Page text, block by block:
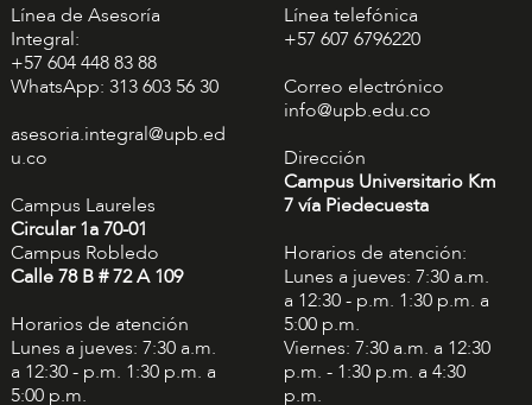
Línea de Asesoría
Integral:
+57 604 448 83 88
WhatsApp: 313 603 56 30
asesoria.integral@upb.ed
u.co
Campus Laureles
Circular 1a 70-01
Campus Robledo
Calle 78 B # 72 A 109
Horarios de atención
Lunes a jueves: 7:30 a.m.
a 12:30 - p.m. 1:30 p.m. a
5:00 p.m.
Línea telefónica
+57 607 6796220
Correo electrónico
info@upb.edu.co
Dirección
Campus Universitario Km
7 vía Piedecuesta
Horarios de atención:
Lunes a jueves: 7:30 a.m.
a 12:30 - p.m. 1:30 p.m. a
5:00 p.m.
Viernes: 7:30 a.m. a 12:30
p.m. - 1:30 p.m. a 4:30
p.m.